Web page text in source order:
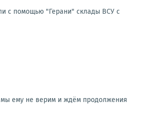
с помощью "Герани" склады ВСУ с
мы ему не верим и ждём продолжения